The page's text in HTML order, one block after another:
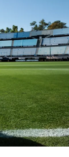
fora de
o Imortal
vez pela
1 a 1. Renato
duelo com os
tanque cheio.
venceu
perdeu seu